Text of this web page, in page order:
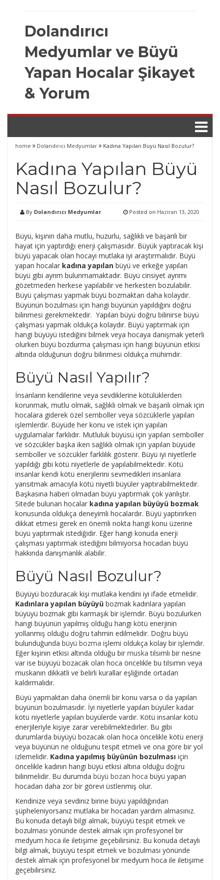
Dolandırıcı
Medyumlar ve Büyü
Yapan Hocalar Şikayet
& Yorum
home Dolandırıcı Medyumlar Kadına Yapılan Büyü Nasıl Bozulur?
Kadına Yapılan Büyü
Nasıl Bozulur?
By Dolandırıcı Medyumlar Posted on Haziran 13, 2020
Büyü, kişinin daha mutlu, huzurlu, sağlıklı ve başarılı bir
hayat için yaptırdığı enerji çalışmasıdır. Büyük yaptıracak kişi
büyü yapacak olan hocayı mutlaka iyi araştırmalıdır. Büyü
yapan hocalar kadına yapılan büyü ve erkeğe yapılan
büyü gibi ayrım bulunmamaktadır. Büyü cinsiyet ayrımı
gözetmeden herkese yapılabilir ve herkesten bozulabilir.
Büyü çalışması yapmak büyü bozmaktan daha kolaydır.
Büyünün bozulması için hangi büyünün yapıldığını doğru
bilinmesi gerekmektedir. Yapılan büyü doğru bilinirse büyü
çalışması yapmak oldukça kolaydır. Büyü yaptırmak için
hangi büyüyü istediğini bilmek veya hocaya danışmak yeterli
olurken büyü bozdurma çalışması için hangi büyünün etkisi
altında olduğunun doğru bilinmesi oldukça mühimdir.
Büyü Nasıl Yapılır?
İnsanların kendilerine veya sevdiklerine kötülüklerden
korunmak, mutlu olmak, sağlıklı olmak ve başarılı olmak için
hocalara giderek özel semboller veya sözcüklerle yapılan
işlemlerdir. Büyüde her konu ve istek için yapılan
uygulamalar farklıdır. Mutluluk büyüsü için yapılan semboller
ve sözcükler başka iken sağlıklı olmak için yapılan büyüde
semboller ve sözcükler farklılık gösterir. Büyü iyi niyetlerle
yapıldığı gibi kötü niyetlerle de yapılabilmektedir. Kötü
insanlar kendi kötü enerjilerini sevmedikleri insanlara
yansıtmak amacıyla kötü niyetli büyüler yaptırabilmektedir.
Başkasına haberi olmadan büyü yaptırmak çok yanlıştır.
Sitede bulunan hocalar kadına yapılan büyüyü bozmak
konusunda oldukça deneyimli hocalardır. Büyü yaptırırken
dikkat etmesi gerek en önemli nokta hangi konu üzerine
büyü yaptırmak istediğidir. Eğer hangi konuda enerji
çalışması yaptırmak istediğini bilmiyorsa hocadan büyü
hakkında danışmanlık alabilir.
Büyü Nasıl Bozulur?
Büyüyü bozduracak kişi mutlaka kendini iyi ifade etmelidir.
Kadınlara yapılan büyüyü bozmak kadınlara yapılan
büyüyü bozmak gibi karmaşık bir işlemdir. Büyü bozulurken
hangi büyünün yapılmış olduğu hangi kötü enerjinin
yollanmış olduğu doğru tahmin edilmelidir. Doğru büyü
bulunduğunda büyü bozma işlemi oldukça kolay bir işlemdir.
Eğer kişinin etkisi altında olduğu bir muska tılsımlı bir nesne
var ise büyüyü bozacak olan hoca öncelikle bu tılsımın veya
muskanın dikkatli ve belirli kurallar eşliğinde ortadan
kaldırmalıdır.
Büyü yapmaktan daha önemli bir konu varsa o da yapılan
büyünün bozulmasıdır. İyi niyetlerle yapılan büyüler kadar
kötü niyetlerle yapılan büyülerde vardır. Kötü insanlar kötü
enerjileriyle kişiye zarar verebilmektedirler. Bu gibi
durumlarda büyüyü bozacak olan hoca öncelikle kötü enerji
veya büyünün ne olduğunu tespit etmeli ve ona göre bir yol
izlemelidir. Kadına yapılmış büyünün bozulması için
öncelikle kadının hangi büyü etkisi altına olduğu doğru
bilinmelidir. Bu durumda büyü bozan hoca büyü yapan
hocadan daha zor bir görevi üstlenmiş olur.
Kendinize veya sevdiniz birine büyü yapıldığından
şüpheleniyorsanız mutlaka bir hocadan yardım almasınız.
Bu konuda detaylı bilgi almak, büyüyü tespit etmek ve
bozulması yönünde destek almak için profesyonel bir
medyum hoca ile iletişime geçebilirsiniz. Bu konuda detaylı
bilgi almak, büyüyü tespit etmek ve bozulması yönünde
destek almak için profesyonel bir medyum hoca ile iletişime
geçebilirsiniz.